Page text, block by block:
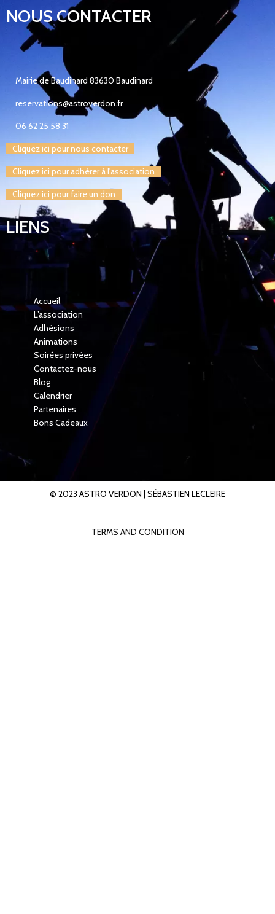
NOUS CONTACTER
Mairie de Baudinard 83630 Baudinard
reservations@astroverdon.fr
06 62 25 58 31
Cliquez ici pour nous contacter
Cliquez ici pour adhérer à l'association
Cliquez ici pour faire un don
LIENS
Accueil
L’association
Adhésions
Animations
Soirées privées
Contactez-nous
Blog
Calendrier
Partenaires
Bons Cadeaux
© 2023 ASTRO VERDON | SÉBASTIEN LECLEIRE
TERMS AND CONDITION